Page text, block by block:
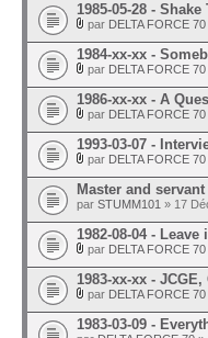
1985-05-28 -
par DELTA FORCE 70
1984-xx-xx -
par DELTA FORCE 70
1986-xx-xx - A
par DELTA FORCE 70
1993-03-07 -
par DELTA FORCE 70
Master and
par STUMM101 » 17
1982-08-04 -
par DELTA FORCE 70
1983-xx-xx -
par DELTA FORCE 70
1983-03-09 -